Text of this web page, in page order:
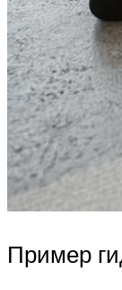
Пример